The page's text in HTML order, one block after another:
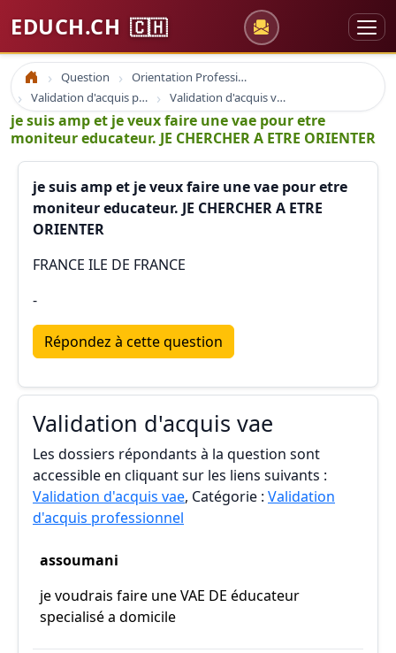
EDUCH.CH 🇨🇭
Accueil Question
Orientation Professionnelle
Validation d'acquis professionnel
Validation d'acquis vae
je suis amp et je veux faire une vae pour etre
moniteur educateur. JE CHERCHER A ETRE ORIENTER
je suis amp et je veux faire une vae pour etre
moniteur educateur. JE CHERCHER A ETRE
ORIENTER
FRANCE ILE DE FRANCE
-
Répondez à cette question
Validation d'acquis vae
Les dossiers répondants à la question sont
accessible en cliquant sur les liens suivants :
Validation d'acquis vae, Catégorie : Validation
d'acquis professionnel
assoumani
je voudrais faire une VAE DE éducateur
specialisé a domicile